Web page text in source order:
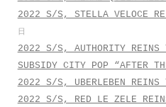
2022 S/S, STELLA VELOCE
日
2022 S/S, AUTHORITY REINS
SUBSIDY CITY POP “AFTER
2022 S/S, UBERLEBEN REINS
2022 S/S, RED LE ZELE